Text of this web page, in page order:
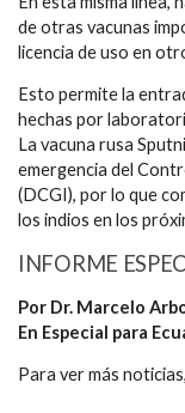
de otras vacunas
licencia de uso en
Esto permite la
hechas por
La vacuna rusa
emergencia del
(DCGI), por lo que
los indios en los
INFORME
Por Dr. Marcelo
En Especial para
Para ver más noticias,